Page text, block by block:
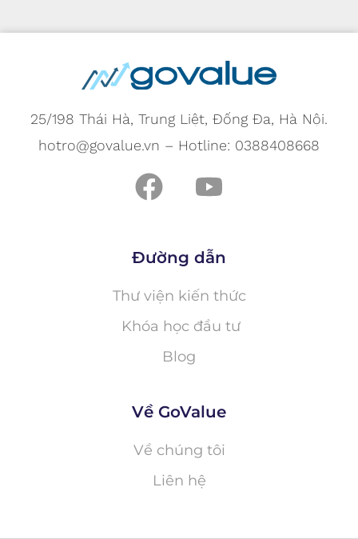
25/198 Thái Hà, Trung Liệt, Đống Đa, Hà Nội.
hotro@govalue.vn – Hotline: 0388408668
Đường dẫn
Thư viện kiến thức
Khóa học đầu tư
Blog
Về GoValue
Về chúng tôi
Liên hệ